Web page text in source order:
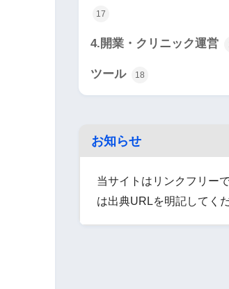
17
4.開業・クリニック運営
ツール 18
お知らせ
当サイトはリンクフリー
は出典URLを明記してくだ